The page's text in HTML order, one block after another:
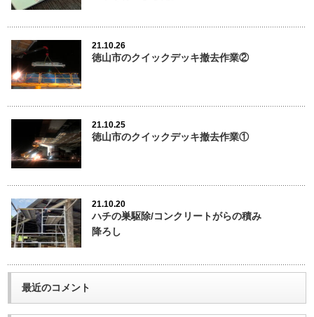
21.10.26
徳山市のクイックデッキ撤去作業②
21.10.25
徳山市のクイックデッキ撤去作業①
21.10.20
ハチの巣駆除/コンクリートがらの積み
降ろし
最近のコメント